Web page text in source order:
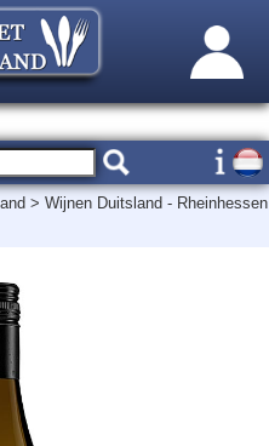
> Wijnen Duitsland - Rheinhessen